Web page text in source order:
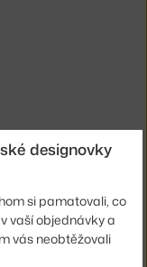
Sofa, sky grey
Seat Cushion, sky
designovky
si pamatovali, co
vaší objednávky a
vás neobtěžovali